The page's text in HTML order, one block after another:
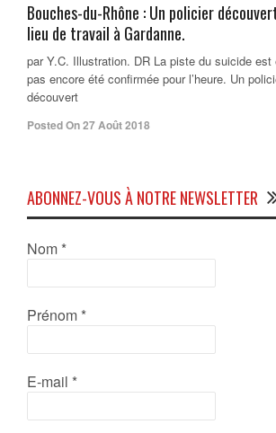
Bouches-du-Rhône : Un policier
lieu de travail à Gardanne.
par Y.C. Illustration. DR La piste du suicide est
pas encore été confirmée pour l’heure. Un
découvert
Posted On 27 Août 2018
ABONNEZ-VOUS À NOTRE NEWSLETTER
Nom *
Prénom *
E-mail *